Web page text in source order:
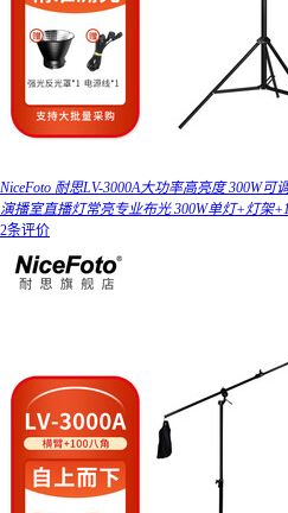
NiceFoto 耐思LV-3000A大功率高亮度 300W
演播室直播灯常亮专业布光 300W单灯+灯架
2条评价